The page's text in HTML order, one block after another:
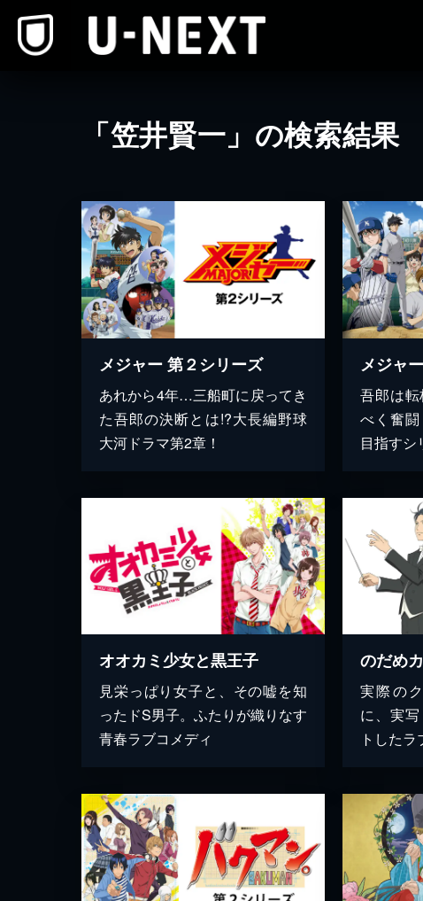
「笠井賢一」の検索結果
メジャー 第２シリーズ
あれから4年…三船町に戻ってき
た吾郎の決断とは!?大長編野球
大河ドラマ第2章！
メジャ
吾郎は
べく奮
目指すシ
オオカミ少女と黒王子
見栄っぱり女子と、その嘘を知
ったドS男子。ふたりが織りなす
青春ラブコメディ
のだめ
実際の
に、実
トした